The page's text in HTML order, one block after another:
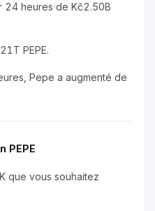
24 heures de Kč2.50B
PEPE.
Pepe a augmenté de
PEPE
que vous souhaitez